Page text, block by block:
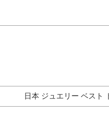
日本 ジュエリー ベスト